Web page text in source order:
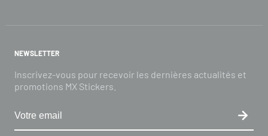
NEWSLETTER
Inscrivez-vous pour recevoir les dernières actualités et
promotions MX Stickers.